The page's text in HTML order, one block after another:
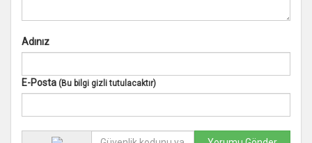
Adınız
E-Posta (Bu bilgi gizli tutulacaktır)